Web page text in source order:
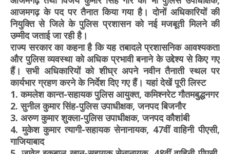
आजमगढ़ के पद पर तैनात किया गया है। दोनों अधिकारियों की
नियुक्ति से जिले के पुलिस प्रशासन को नई मजबूती मिलने की
उम्मीद जताई जा रही है।
राज्य सरकार का कहना है कि यह तबादले प्रशासनिक आवश्यकता
और पुलिस व्यवस्था को अधिक प्रभावी बनाने के उद्देश्य से किए गए
हैं। सभी अधिकारियों को शीघ्र अपने नवीन तैनाती स्थल पर
कार्यभार ग्रहण करने के निर्देश दिए गए हैं। यहां देखें पूरी लिस्ट
1. कमलेश कान्त-सहायक पुलिस आयुक्त, कमिश्नरेट गौतमबुद्धनगर
2. सुनील कुमार सिंह-पुलिस उपाधीक्षक, जनपद बिजनौर
3. अरुण कुमार शुक्ला-पुलिस उपाधीक्षक, जनपद कौशांबी
4. मुकेश कुमार त्यागी-सहायक सेनानायक, 47वीं वाहिनी पीएसी,
गाजियाबाद